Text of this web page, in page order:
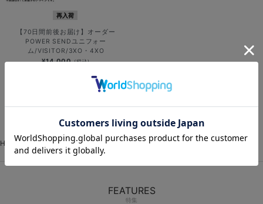
再入荷
【70日間前後お届け】オーダー
POWER SENDユニフォー
ム/VISITOR/3XO・4XO
¥14,000(税込)
HOME VISITOR イベントユニフォーム 圧着シート
FEATURES
特集